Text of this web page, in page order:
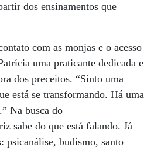
dos ensinamentos que
com as monjas e o acesso
uma praticante dedicada e
dos preceitos. “Sinto uma
está se transformando. Há uma
Na busca do
sabe do que está falando. Já
psicanálise, budismo, santo